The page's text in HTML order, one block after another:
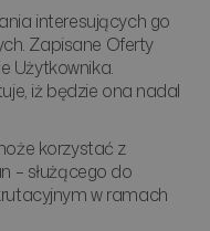
interesujących go
Zapisane Oferty
Użytkownika.
iż będzie ona nadal
korzystać z
– służącego do
w ramach